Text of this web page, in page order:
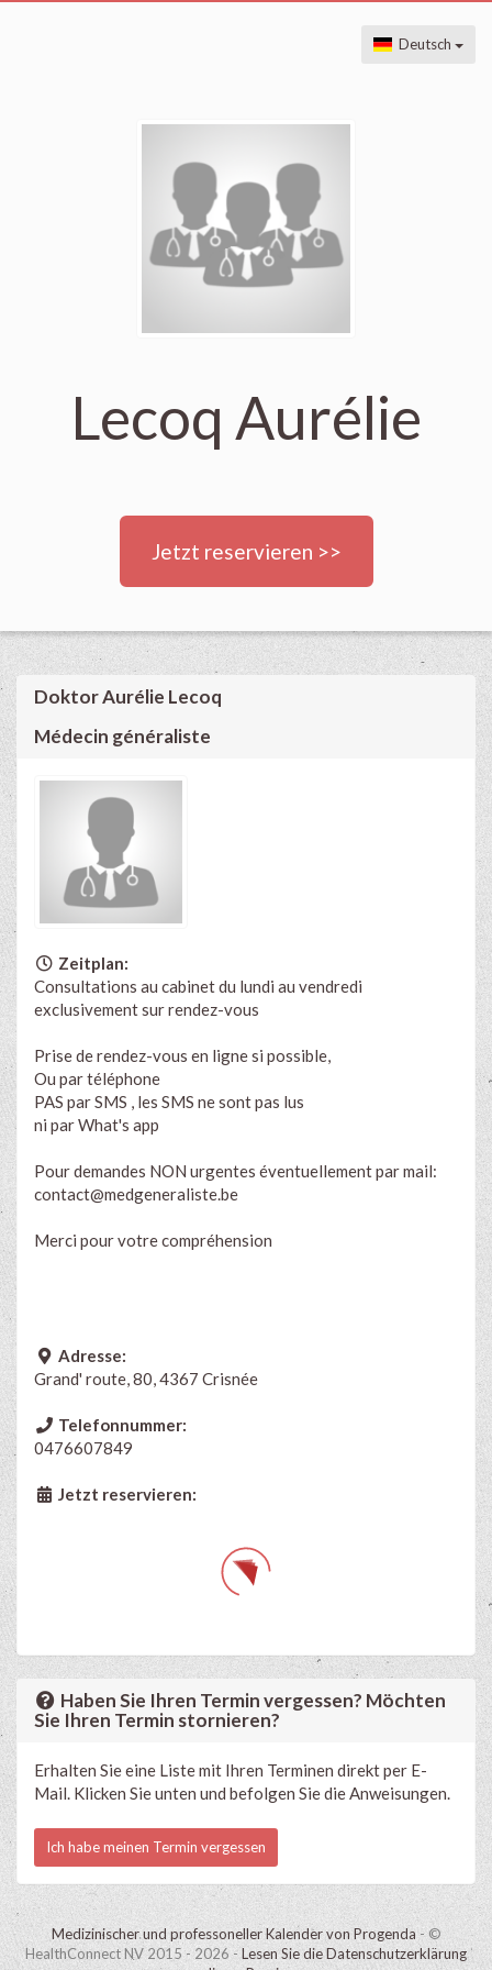
Deutsch
Lecoq Aurélie
Jetzt reservieren >>
Doktor Aurélie Lecoq
Médecin généraliste
Zeitplan:
Consultations au cabinet du lundi au vendredi
exclusivement sur rendez-vous
Prise de rendez-vous en ligne si possible,
Ou par téléphone
PAS par SMS , les SMS ne sont pas lus
ni par What's app
Pour demandes NON urgentes éventuellement par mail:
contact@medgeneraliste.be
Merci pour votre compréhension
Adresse:
Grand' route, 80, 4367 Crisnée
Telefonnummer:
0476607849
Jetzt reservieren:
Haben Sie Ihren Termin vergessen? Möchten
Sie Ihren Termin stornieren?
Erhalten Sie eine Liste mit Ihren Terminen direkt per E-
Mail. Klicken Sie unten und befolgen Sie die Anweisungen.
Ich habe meinen Termin vergessen
Medizinischer und professoneller Kalender von Progenda - ©
HealthConnect NV 2015 - 2026 - Lesen Sie die Datenschutzerklärung